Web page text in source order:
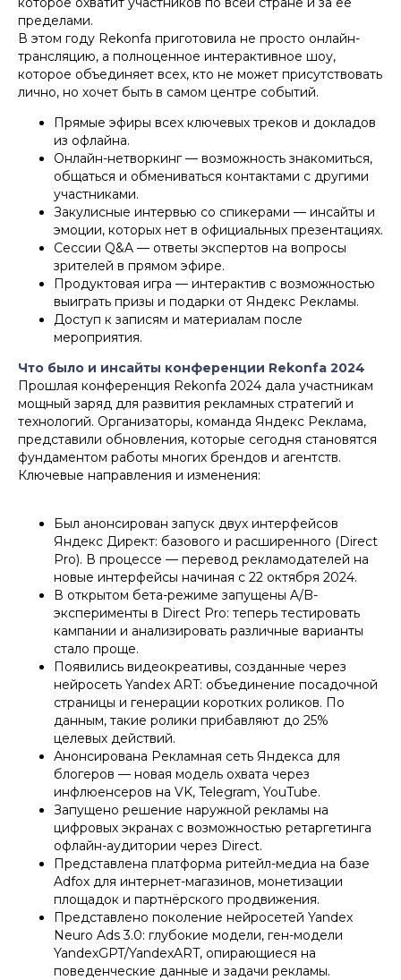
пределами.
В этом году Rekonfa приготовила не просто онлайн-
трансляцию, а полноценное интерактивное шоу,
которое объединяет всех, кто не может присутствовать
лично, но хочет быть в самом центре событий.
Прямые эфиры всех ключевых треков и докладов
из офлайна.
Онлайн-нетворкинг — возможность знакомиться,
общаться и обмениваться контактами с другими
участниками.
Закулисные интервью со спикерами — инсайты и
эмоции, которых нет в официальных презентациях.
Сессии Q&A — ответы экспертов на вопросы
зрителей в прямом эфире.
Продуктовая игра — интерактив с возможностью
выиграть призы и подарки от Яндекс Рекламы.
Доступ к записям и материалам после
мероприятия.
Что было и инсайты конференции Rekonfa 2024
Прошлая конференция Rekonfa 2024 дала участникам
мощный заряд для развития рекламных стратегий и
технологий. Организаторы, команда Яндекс Реклама,
представили обновления, которые сегодня становятся
фундаментом работы многих брендов и агентств.
Ключевые направления и изменения:
Был анонсирован запуск двух интерфейсов
Яндекс Директ: базового и расширенного (Direct
Pro). В процессе — перевод рекламодателей на
новые интерфейсы начиная с 22 октября 2024.
В открытом бета-режиме запущены A/B-
эксперименты в Direct Pro: теперь тестировать
кампании и анализировать различные варианты
стало проще.
Появились видеокреативы, созданные через
нейросеть Yandex ART: объединение посадочной
страницы и генерации коротких роликов. По
данным, такие ролики прибавляют до 25%
целевых действий.
Анонсирована Рекламная сеть Яндекса для
блогеров — новая модель охвата через
инфлюенсеров на VK, Telegram, YouTube.
Запущено решение наружной рекламы на
цифровых экранах с возможностью ретаргетинга
офлайн-аудитории через Direct.
Представлена платформа ритейл-медиа на базе
Adfox для интернет-магазинов, монетизации
площадок и партнёрского продвижения.
Представлено поколение нейросетей Yandex
Neuro Ads 3.0: глубокие модели, ген-модели
YandexGPT/YandexART, опирающиеся на
поведенческие данные и задачи рекламы.